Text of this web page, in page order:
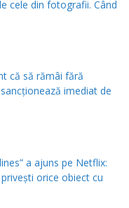
cele din fotografii. Când
că să rămâi fără
imediat de
a ajuns pe Netflix:
orice obiect cu